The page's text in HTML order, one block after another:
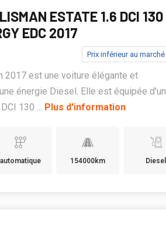
ESTATE 1.6 DCI 130
EDC 2017
Prix inférieur au marché
2017 est une voiture élégante et
énergie Diesel. Elle est équipée d'un
130 ... Plus d'information
automatique 154000km Diesel